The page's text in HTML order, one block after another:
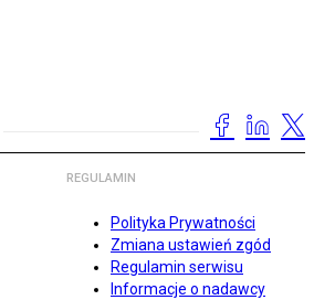
REGULAMIN
Polityka Prywatności
Zmiana ustawień zgód
Regulamin serwisu
Informacje o nadawcy